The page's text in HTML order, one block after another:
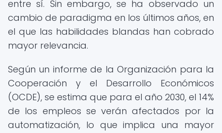
entre sí. Sin embargo, se ha observado un
cambio de paradigma en los últimos años, en
el que las habilidades blandas han cobrado
mayor relevancia.
Según un informe de la Organización para la
Cooperación y el Desarrollo Económicos
(OCDE), se estima que para el año 2030, el 14%
de los empleos se verán afectados por la
automatización, lo que implica una mayor